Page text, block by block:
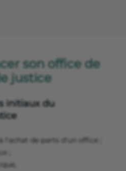
son office de
justice
initiaux du
l'achat de parts d'un office ;
;